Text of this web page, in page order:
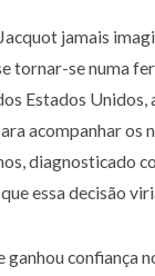
jamais
tornar-se numa
Estados Unidos,
acompanhar os
diagnosticado
essa decisão
ganhou confiança